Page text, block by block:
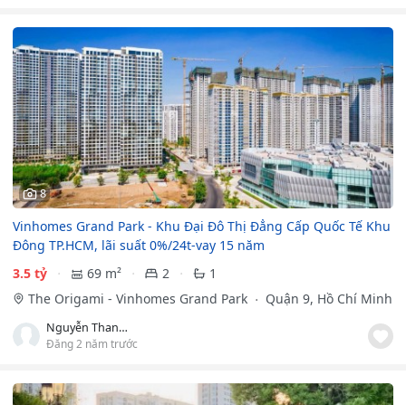
8
Vinhomes Grand Park - Khu Đại Đô Thị Đẳng Cấp Quốc Tế Khu
Đông TP.HCM, lãi suất 0%/24t-vay 15 năm
3.5 tỷ
69 m² 2
1
The Origami - Vinhomes Grand Park
Quận 9, Hồ Chí Minh
Nguyễn Thanh Hải
Đăng 2 năm trước